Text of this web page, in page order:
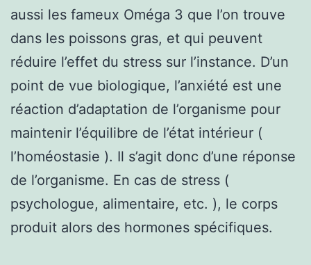
aussi les fameux Oméga 3 que l’on trouve
dans les poissons gras, et qui peuvent
réduire l’effet du stress sur l’instance. D’un
point de vue biologique, l’anxiété est une
réaction d’adaptation de l’organisme pour
maintenir l’équilibre de l’état intérieur (
l’homéostasie ). Il s’agit donc d’une réponse
de l’organisme. En cas de stress (
psychologue, alimentaire, etc. ), le corps
produit alors des hormones spécifiques.